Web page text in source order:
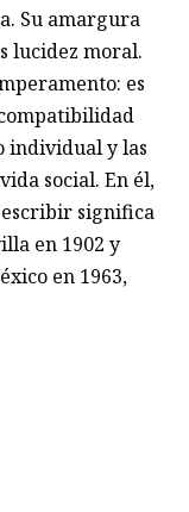
Su amargura
lucidez moral.
es
individual y las
social. En él,
significa
en 1902 y
en 1963,